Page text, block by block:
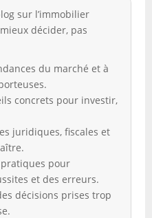
sur l’immobilier
décider, pas
du marché et à
concrets pour investir,
juridiques, fiscales et
pour
et des erreurs.
décisions prises trop